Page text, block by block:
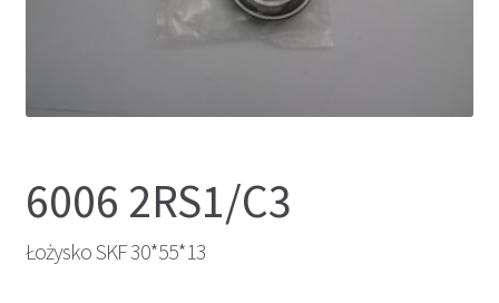
6006 2RS1/C3
Łożysko SKF 30*55*13